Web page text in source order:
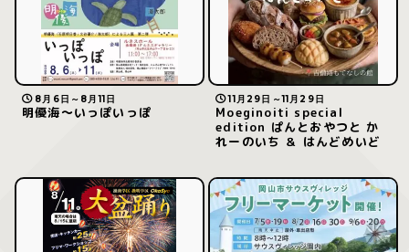
8月6日～8月11日
明優海〜いっぽいっぽ
11月29日～11月29日
Moeginoiti special
edition ぱんとおやつと か
れーのいち ＆ はんどめいど